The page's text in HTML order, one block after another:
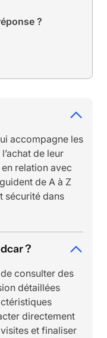
?
accompagne les
de leur
relation avec
de A à Z
sécurité dans
?
consulter des
détaillées
directement
et finaliser